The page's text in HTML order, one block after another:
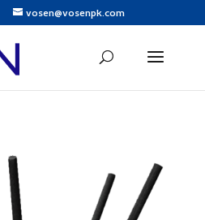
vosen@vosenpk.com